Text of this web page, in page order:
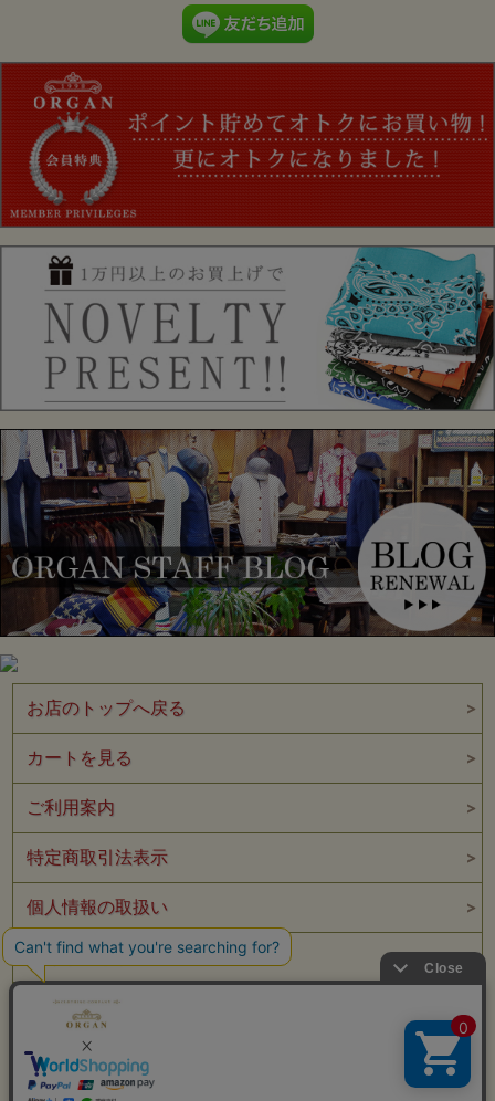
お店のトップへ戻る
カートを見る
ご利用案内
特定商取引法表示
個人情報の取扱い
サイトマップ
メルマガ登録
お問い合わせ